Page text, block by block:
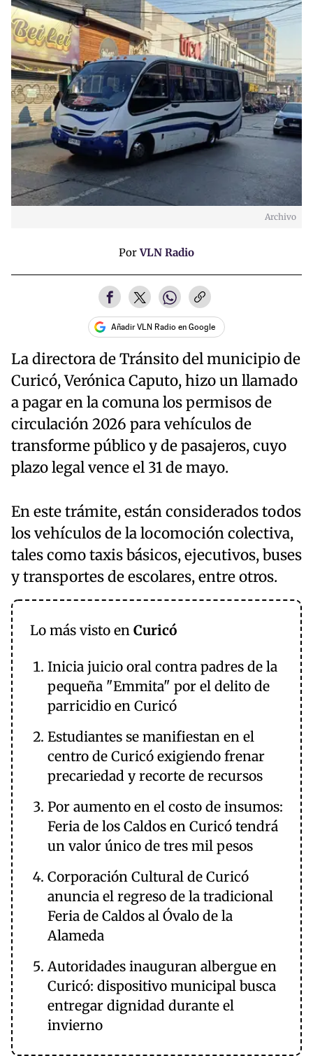
Archivo
PorVLN Radio
Añadir VLN Radio en Google
La directora de Tránsito del municipio de
Curicó, Verónica Caputo, hizo un llamado
a pagar en la comuna los permisos de
circulación 2026 para vehículos de
transforme público y de pasajeros, cuyo
plazo legal vence el 31 de mayo.
En este trámite, están considerados todos
los vehículos de la locomoción colectiva,
tales como taxis básicos, ejecutivos, buses
y transportes de escolares, entre otros.
Lo más visto en Curicó
Inicia juicio oral contra padres de la
pequeña "Emmita" por el delito de
parricidio en Curicó
Estudiantes se manifiestan en el
centro de Curicó exigiendo frenar
precariedad y recorte de recursos
Por aumento en el costo de insumos:
Feria de los Caldos en Curicó tendrá
un valor único de tres mil pesos
Corporación Cultural de Curicó
anuncia el regreso de la tradicional
Feria de Caldos al Óvalo de la
Alameda
Autoridades inauguran albergue en
Curicó: dispositivo municipal busca
entregar dignidad durante el
invierno